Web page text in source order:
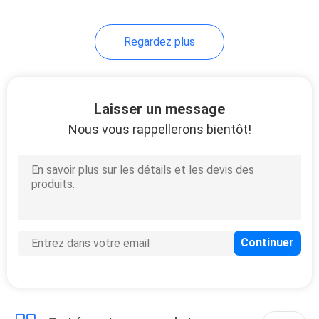
Lumière de clôture
extérieure de mur
Regardez plus
Laisser un message
Nous vous rappellerons bientôt!